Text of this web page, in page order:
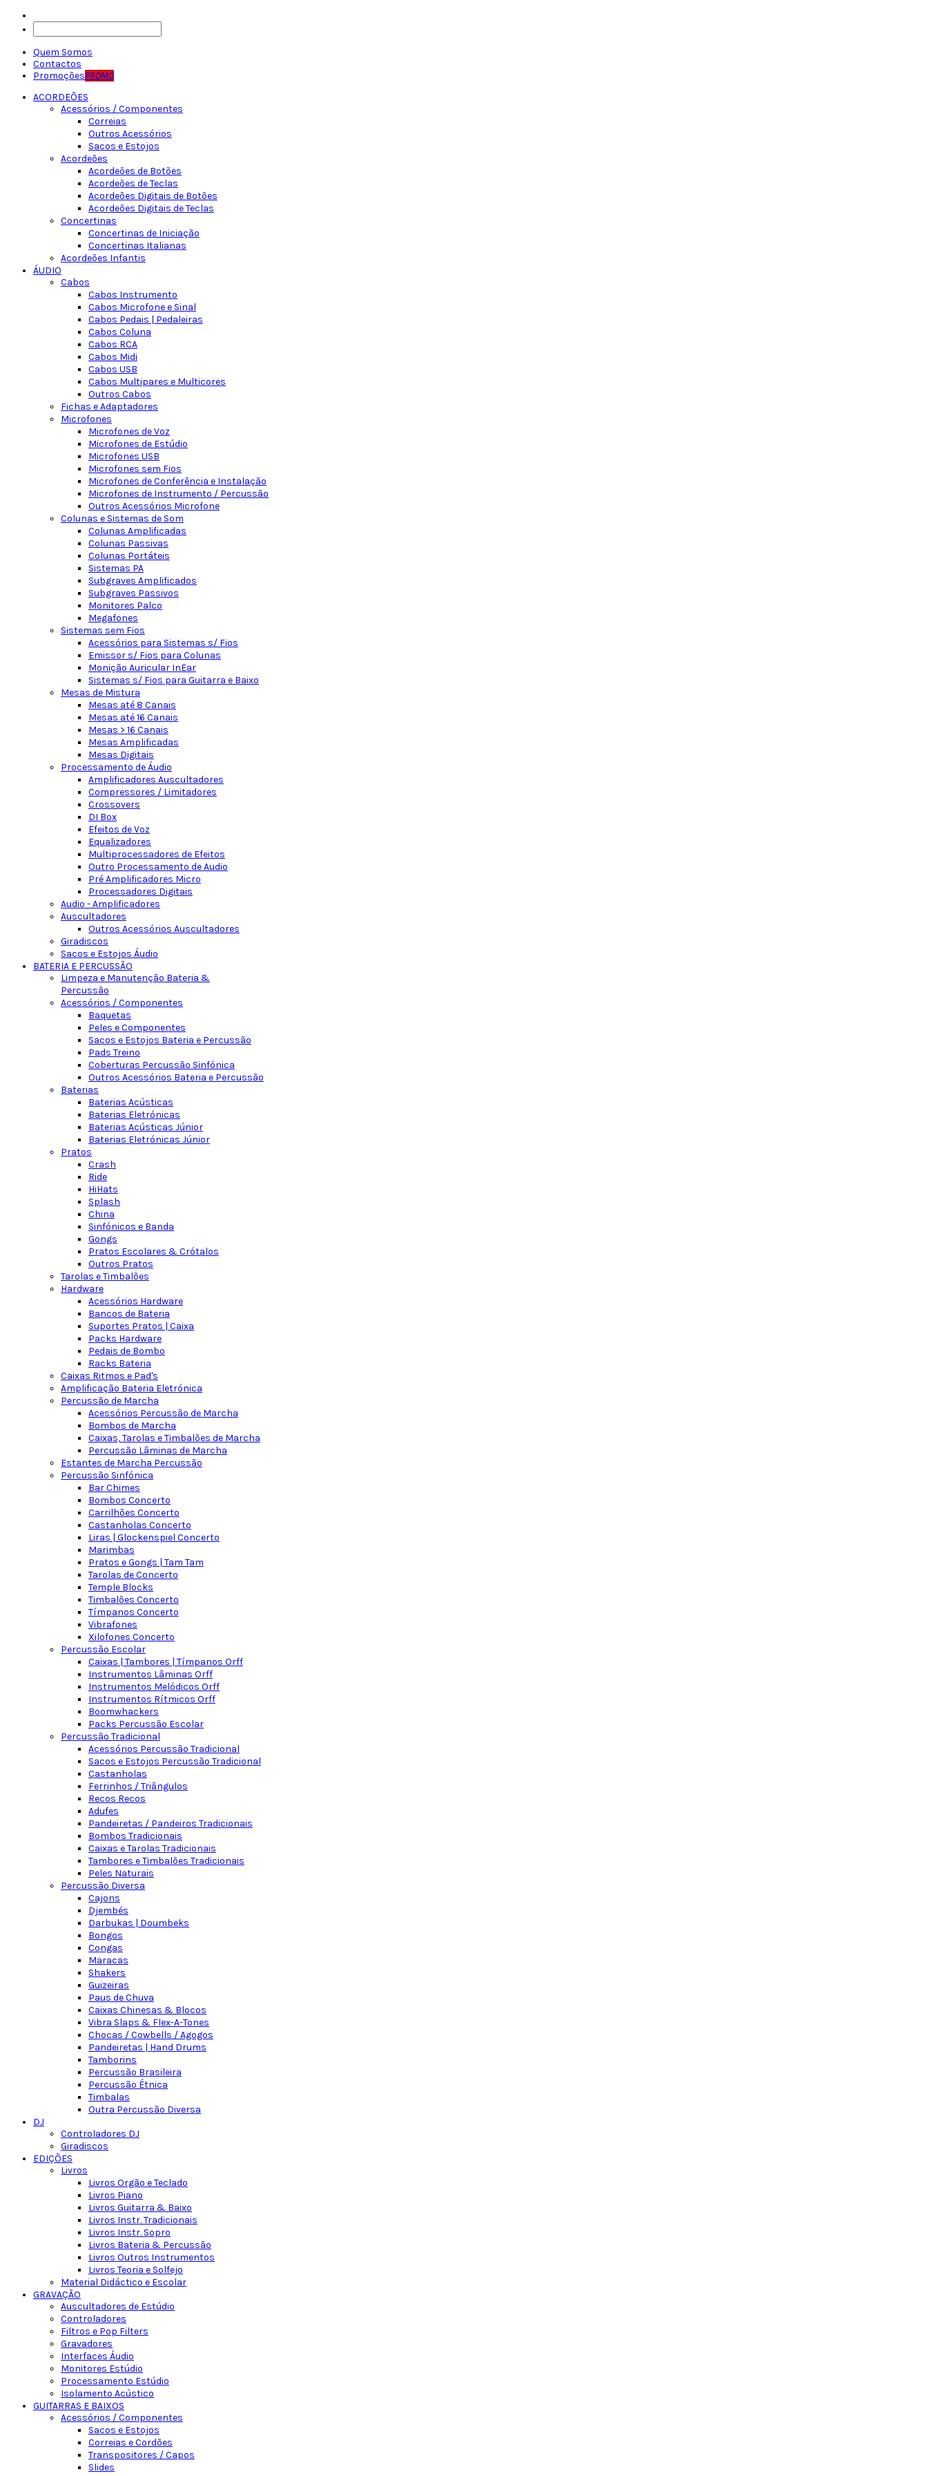
Quem Somos
Contactos
PromoçõesPROMO
ACORDEÕES
Acessórios / Componentes
Correias
Outros Acessórios
Sacos e Estojos
Acordeões
Acordeões de Botões
Acordeões de Teclas
Acordeões Digitais de Botões
Acordeões Digitais de Teclas
Concertinas
Concertinas de Iniciação
Concertinas Italianas
Acordeões Infantis
ÁUDIO
Cabos
Cabos Instrumento
Cabos Microfone e Sinal
Cabos Pedais | Pedaleiras
Cabos Coluna
Cabos RCA
Cabos Midi
Cabos USB
Cabos Multipares e Multicores
Outros Cabos
Fichas e Adaptadores
Microfones
Microfones de Voz
Microfones de Estúdio
Microfones USB
Microfones sem Fios
Microfones de Conferência e Instalação
Microfones de Instrumento / Percussão
Outros Acessórios Microfone
Colunas e Sistemas de Som
Colunas Amplificadas
Colunas Passivas
Colunas Portáteis
Sistemas PA
Subgraves Amplificados
Subgraves Passivos
Monitores Palco
Megafones
Sistemas sem Fios
Acessórios para Sistemas s/ Fios
Emissor s/ Fios para Colunas
Monição Auricular InEar
Sistemas s/ Fios para Guitarra e Baixo
Mesas de Mistura
Mesas até 8 Canais
Mesas até 16 Canais
Mesas > 16 Canais
Mesas Amplificadas
Mesas Digitais
Processamento de Áudio
Amplificadores Auscultadores
Compressores / Limitadores
Crossovers
DI Box
Efeitos de Voz
Equalizadores
Multiprocessadores de Efeitos
Outro Processamento de Audio
Pré Amplificadores Micro
Processadores Digitais
Audio - Amplificadores
Auscultadores
Outros Acessórios Auscultadores
Giradiscos
Sacos e Estojos Áudio
BATERIA E PERCUSSÃO
Limpeza e Manutenção Bateria &
Percussão
Acessórios / Componentes
Baquetas
Peles e Componentes
Sacos e Estojos Bateria e Percussão
Pads Treino
Coberturas Percussão Sinfónica
Outros Acessórios Bateria e Percussão
Baterias
Baterias Acústicas
Baterias Eletrónicas
Baterias Acústicas Júnior
Baterias Eletrónicas Júnior
Pratos
Crash
Ride
HiHats
Splash
China
Sinfónicos e Banda
Gongs
Pratos Escolares & Crótalos
Outros Pratos
Tarolas e Timbalões
Hardware
Acessórios Hardware
Bancos de Bateria
Suportes Pratos | Caixa
Packs Hardware
Pedais de Bombo
Racks Bateria
Caixas Ritmos e Pad's
Amplificação Bateria Eletrónica
Percussão de Marcha
Acessórios Percussão de Marcha
Bombos de Marcha
Caixas, Tarolas e Timbalões de Marcha
Percussão Lâminas de Marcha
Estantes de Marcha Percussão
Percussão Sinfónica
Bar Chimes
Bombos Concerto
Carrilhões Concerto
Castanholas Concerto
Liras | Glockenspiel Concerto
Marimbas
Pratos e Gongs | Tam Tam
Tarolas de Concerto
Temple Blocks
Timbalões Concerto
Tímpanos Concerto
Vibrafones
Xilofones Concerto
Percussão Escolar
Caixas | Tambores | Tímpanos Orff
Instrumentos Lâminas Orff
Instrumentos Melódicos Orff
Instrumentos Rítmicos Orff
Boomwhackers
Packs Percussão Escolar
Percussão Tradicional
Acessórios Percussão Tradicional
Sacos e Estojos Percussão Tradicional
Castanholas
Ferrinhos / Triângulos
Recos Recos
Adufes
Pandeiretas / Pandeiros Tradicionais
Bombos Tradicionais
Caixas e Tarolas Tradicionais
Tambores e Timbalões Tradicionais
Peles Naturais
Percussão Diversa
Cajons
Djembés
Darbukas | Doumbeks
Bongos
Congas
Maracas
Shakers
Guizeiras
Paus de Chuva
Caixas Chinesas & Blocos
Vibra Slaps & Flex-A-Tones
Chocas / Cowbells / Agogos
Pandeiretas | Hand Drums
Tamborins
Percussão Brasileira
Percussão Étnica
Timbalas
Outra Percussão Diversa
DJ
Controladores DJ
Giradiscos
EDIÇÕES
Livros
Livros Orgão e Teclado
Livros Piano
Livros Guitarra & Baixo
Livros Instr. Tradicionais
Livros Instr. Sopro
Livros Bateria & Percussão
Livros Outros Instrumentos
Livros Teoria e Solfejo
Material Didáctico e Escolar
GRAVAÇÃO
Auscultadores de Estúdio
Controladores
Filtros e Pop Filters
Gravadores
Interfaces Áudio
Monitores Estúdio
Processamento Estúdio
Isolamento Acústico
GUITARRAS E BAIXOS
Acessórios / Componentes
Sacos e Estojos
Correias e Cordões
Transpositores / Capos
Slides